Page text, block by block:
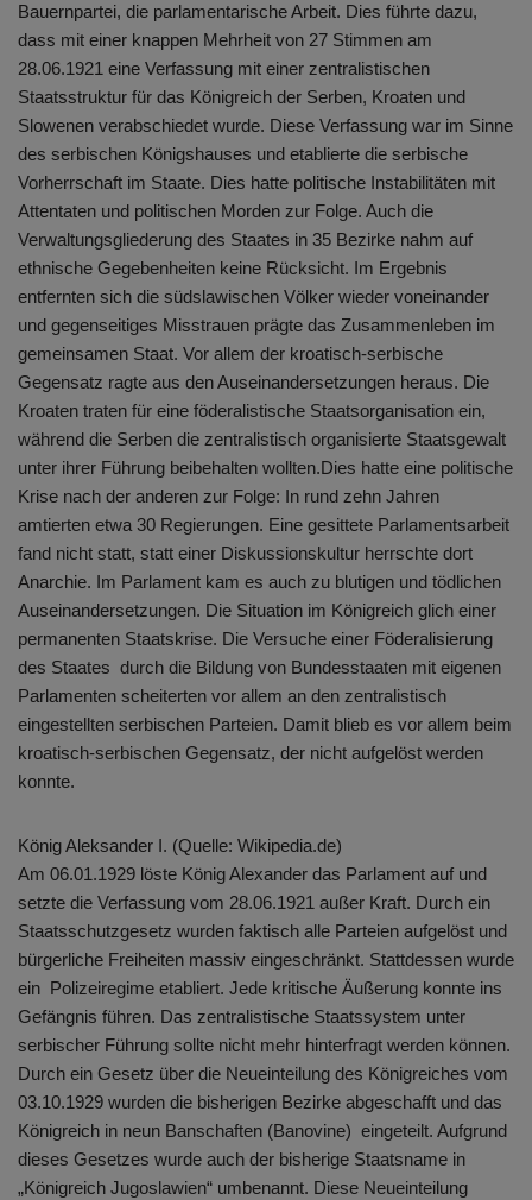
Bauernpartei, die parlamentarische Arbeit. Dies führte dazu,
dass mit einer knappen Mehrheit von 27 Stimmen am
28.06.1921 eine Verfassung mit einer zentralistischen
Staatsstruktur für das Königreich der Serben, Kroaten und
Slowenen verabschiedet wurde. Diese Verfassung war im Sinne
des serbischen Königshauses und etablierte die serbische
Vorherrschaft im Staate. Dies hatte politische Instabilitäten mit
Attentaten und politischen Morden zur Folge. Auch die
Verwaltungsgliederung des Staates in 35 Bezirke nahm auf
ethnische Gegebenheiten keine Rücksicht. Im Ergebnis
entfernten sich die südslawischen Völker wieder voneinander
und gegenseitiges Misstrauen prägte das Zusammenleben im
gemeinsamen Staat. Vor allem der kroatisch-serbische
Gegensatz ragte aus den Auseinandersetzungen heraus. Die
Kroaten traten für eine föderalistische Staatsorganisation ein,
während die Serben die zentralistisch organisierte Staatsgewalt
unter ihrer Führung beibehalten wollten.Dies hatte eine politische
Krise nach der anderen zur Folge: In rund zehn Jahren
amtierten etwa 30 Regierungen. Eine gesittete Parlamentsarbeit
fand nicht statt, statt einer Diskussionskultur herrschte dort
Anarchie. Im Parlament kam es auch zu blutigen und tödlichen
Auseinandersetzungen. Die Situation im Königreich glich einer
permanenten Staatskrise. Die Versuche einer Föderalisierung
des Staates durch die Bildung von Bundesstaaten mit eigenen
Parlamenten scheiterten vor allem an den zentralistisch
eingestellten serbischen Parteien. Damit blieb es vor allem beim
kroatisch-serbischen Gegensatz, der nicht aufgelöst werden
konnte.
König Aleksander I. (Quelle: Wikipedia.de)
Am 06.01.1929 löste König Alexander das Parlament auf und
setzte die Verfassung vom 28.06.1921 außer Kraft. Durch ein
Staatsschutzgesetz wurden faktisch alle Parteien aufgelöst und
bürgerliche Freiheiten massiv eingeschränkt. Stattdessen wurde
ein Polizeiregime etabliert. Jede kritische Äußerung konnte ins
Gefängnis führen. Das zentralistische Staatssystem unter
serbischer Führung sollte nicht mehr hinterfragt werden können.
Durch ein Gesetz über die Neueinteilung des Königreiches vom
03.10.1929 wurden die bisherigen Bezirke abgeschafft und das
Königreich in neun Banschaften (Banovine) eingeteilt. Aufgrund
dieses Gesetzes wurde auch der bisherige Staatsname in
„Königreich Jugoslawien“ umbenannt. Diese Neueinteilung